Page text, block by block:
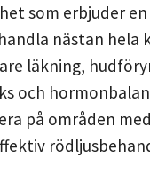
som erbjuder
nästan hela
läkning,
och
på områden